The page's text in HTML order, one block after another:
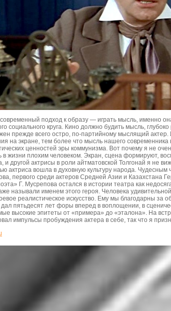
подход к образу — играть мысль, именно
социального круга. Кино должно будить мысль,
прежде всего остро, по-партийному мыслящий актер.
на экране, тем более что мысль нашего современника
ценностей эры коммунизма. Вот почему я не
в жизни плохим человеком. Экран, сцена формируют,
другой актрисы в роли айтматовской Толгонай я не
актриса вошла в духовную культуру народа. Чудесным
первого среди актеров Средней Азии и Казахстана
Г. Мусрепова остался в истории театра как
называли именем этого героя. Человека
реалистическое искусство. Ему мы благодарны за
пятьдесят лет форы вперед в воплощении, в
высокие эпитеты от «примера» до «эталона». На
импульсы пробуждения актера в себе, так что я